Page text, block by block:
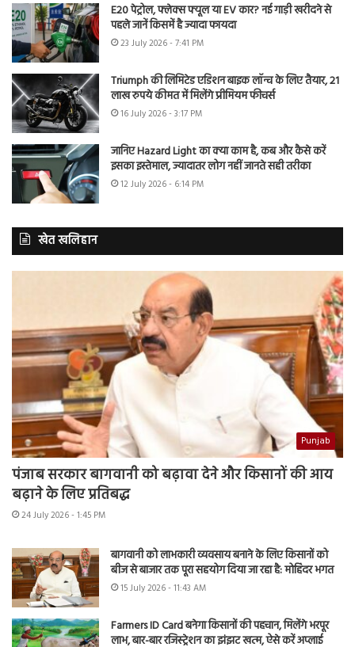
E20 पेट्रोल, फ्लेक्स फ्यूल या EV कार? नई गाड़ी खरीदने से
पहले जानें किसमें है ज्यादा फायदा
23 July 2026 - 7:41 PM
Triumph की लिमिटेड एडिशन बाइक लॉन्च के लिए तैयार, 21
लाख रुपये कीमत में मिलेंगे प्रीमियम फीचर्स
16 July 2026 - 3:17 PM
जानिए Hazard Light का क्या काम है, कब और कैसे करें
इसका इस्तेमाल, ज्यादातर लोग नहीं जानते सही तरीका
12 July 2026 - 6:14 PM
खेत खलिहान
Punjab
पंजाब सरकार बागवानी को बढ़ावा देने और किसानों की आय
बढ़ाने के लिए प्रतिबद्ध
24 July 2026 - 1:45 PM
बागवानी को लाभकारी व्यवसाय बनाने के लिए किसानों को
बीज से बाजार तक पूरा सहयोग दिया जा रहा है: मोहिंदर भगत
15 July 2026 - 11:43 AM
Farmers ID Card बनेगा किसानों की पहचान, मिलेंगे भरपूर
लाभ, बार-बार रजिस्ट्रेशन का झंझट खत्म, ऐसे करें अप्लाई